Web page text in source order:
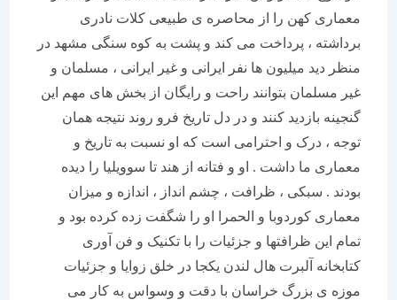
معماری کهن را از محاصره ی طبیعی کلات نادری
برداشته ، پرداخت می کند و پشت به کوه سنگی مشهد در
منظر دید میلیون ها نفر ایرانی و غیر ایرانی ، مسلمان و
غیر مسلمان بتوانند راحت و رایگان از بخش های مهم این
گنجینه بازدید کنند و در دل تاریخ فرو روند نتیجه همان
توجه ، درک و احترامی است که او نسبت به تاریخ و
معماری ما داشت . او و فتانه از هند تا سوویلیا را دیده
بودند . سبکی ، ظرافت ، چشم انداز ، اندازه و میزان
معماری کوردوبا و الحمرا او را شگفت زده کرده بود و
تمام این ظرافتها و جزئیات را با تکنیک و فن آوری
کتابخانه آلبرت هال لندن یکجا در خلق زوایا و جزئیات
موزه ی بزرگ خراسان با دقت و وسواس به کار می